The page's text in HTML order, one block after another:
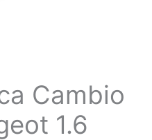
Cambio
1.6